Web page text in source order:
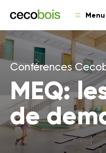
Menu
Conférences
MEQ:
de